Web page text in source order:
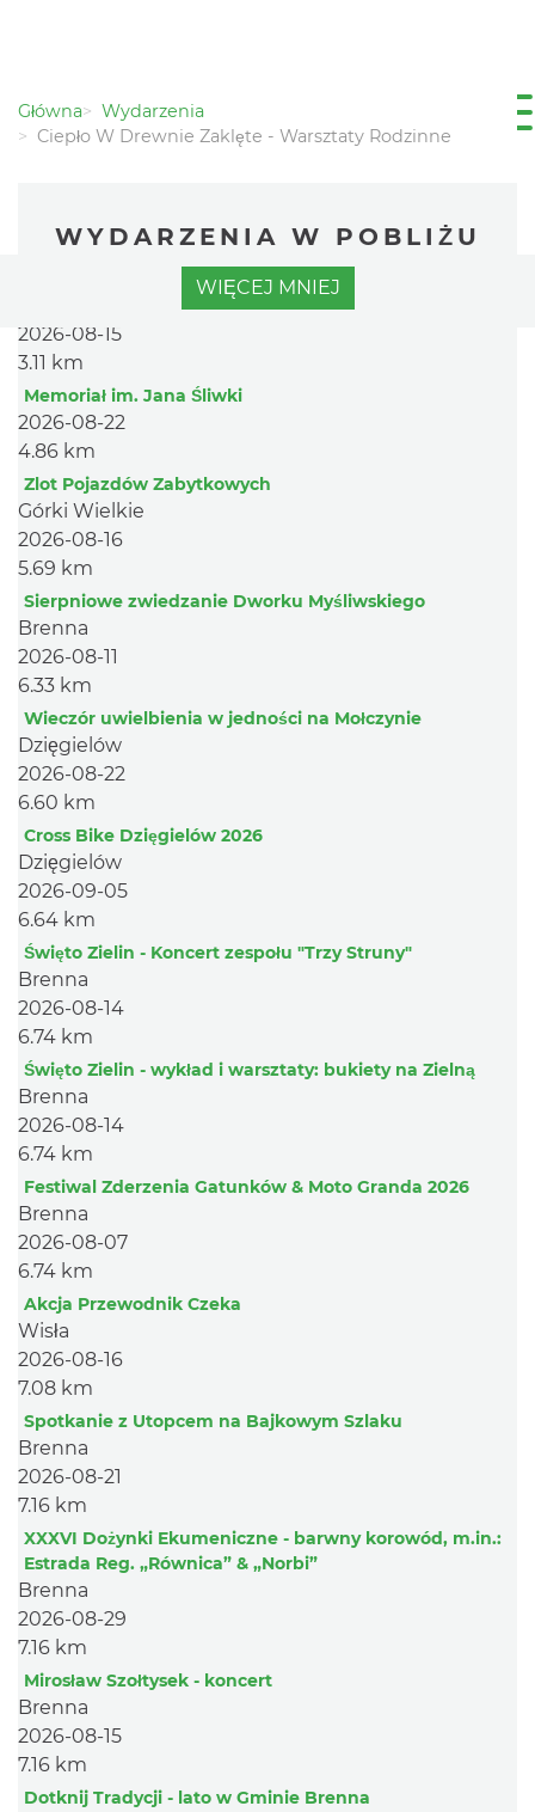
Główna
Wydarzenia
Ciepło W Drewnie Zaklęte - Warsztaty Rodzinne
WYDARZENIA W POBLIŻU
Wakacyjna Potańcówka na Czantorii
2026-08-15
3.11 km
Memoriał im. Jana Śliwki
2026-08-22
4.86 km
Zlot Pojazdów Zabytkowych
Górki Wielkie
2026-08-16
5.69 km
Sierpniowe zwiedzanie Dworku Myśliwskiego
Brenna
2026-08-11
6.33 km
Wieczór uwielbienia w jedności na Mołczynie
Dzięgielów
2026-08-22
6.60 km
Cross Bike Dzięgielów 2026
Dzięgielów
2026-09-05
6.64 km
Święto Zielin - Koncert zespołu "Trzy Struny"
Brenna
2026-08-14
6.74 km
Święto Zielin - wykład i warsztaty: bukiety na Zielną
Brenna
2026-08-14
6.74 km
Festiwal Zderzenia Gatunków & Moto Granda 2026
Brenna
2026-08-07
6.74 km
Akcja Przewodnik Czeka
Wisła
2026-08-16
7.08 km
Spotkanie z Utopcem na Bajkowym Szlaku
Brenna
2026-08-21
7.16 km
XXXVI Dożynki Ekumeniczne - barwny korowód, m.in.:
Estrada Reg. „Równica” & „Norbi”
Brenna
2026-08-29
7.16 km
Mirosław Szołtysek - koncert
Brenna
2026-08-15
7.16 km
Dotknij Tradycji - lato w Gminie Brenna
WIĘCEJ MNIEJ